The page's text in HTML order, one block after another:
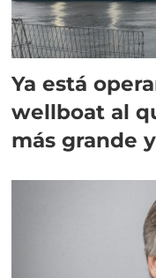
Ya está
wellboat al
más grande